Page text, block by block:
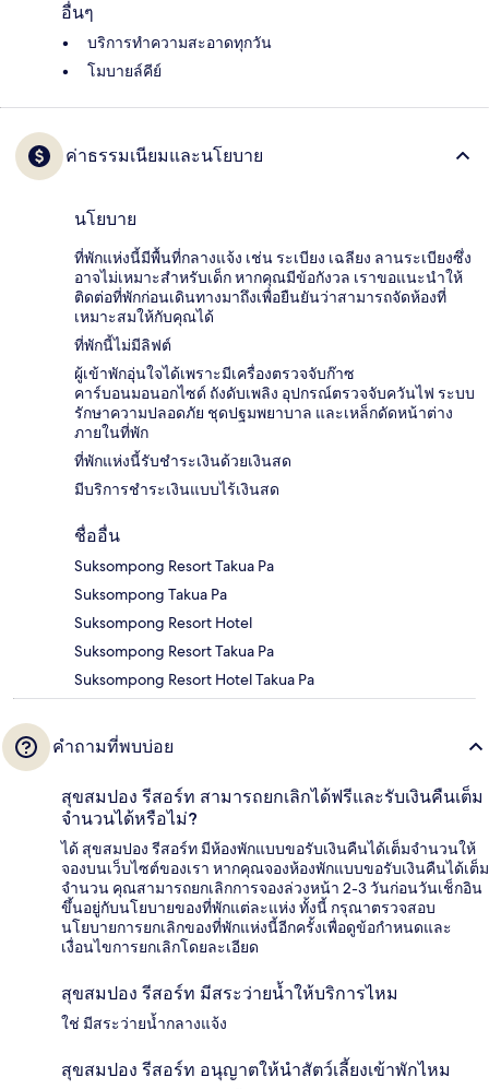
อื่นๆ
บริการทำความสะอาดทุกวัน
โมบายล์คีย์
ค่าธรรมเนียมและนโยบาย
นโยบาย
ที่พักแห่งนี้มีพื้นที่กลางแจ้ง เช่น ระเบียง เฉลียง ลานระเบียงซึ่ง
อาจไม่เหมาะสำหรับเด็ก หากคุณมีข้อกังวล เราขอแนะนำให้
ติดต่อที่พักก่อนเดินทางมาถึงเพื่อยืนยันว่าสามารถจัดห้องที่
เหมาะสมให้กับคุณได้
ที่พักนี้ไม่มีลิฟต์
ผู้เข้าพักอุ่นใจได้เพราะมีเครื่องตรวจจับก๊าซ
คาร์บอนมอนอกไซด์ ถังดับเพลิง อุปกรณ์ตรวจจับควันไฟ ระบบ
รักษาความปลอดภัย ชุดปฐมพยาบาล และเหล็กดัดหน้าต่าง
ภายในที่พัก
ที่พักแห่งนี้รับชำระเงินด้วยเงินสด
มีบริการชำระเงินแบบไร้เงินสด
ชื่ออื่น
Suksompong Resort Takua Pa
Suksompong Takua Pa
Suksompong Resort Hotel
Suksompong Resort Takua Pa
Suksompong Resort Hotel Takua Pa
คำถามที่พบบ่อย
สุขสมปอง รีสอร์ท สามารถยกเลิกได้ฟรีและรับเงินคืนเต็ม
จำนวนได้หรือไม่?
ได้ สุขสมปอง รีสอร์ท มีห้องพักแบบขอรับเงินคืนได้เต็มจำนวนให้
จองบนเว็บไซต์ของเรา หากคุณจองห้องพักแบบขอรับเงินคืนได้เต็ม
จำนวน คุณสามารถยกเลิกการจองล่วงหน้า 2-3 วันก่อนวันเช็กอิน
ขึ้นอยู่กับนโยบายของที่พักแต่ละแห่ง ทั้งนี้ กรุณาตรวจสอบ
นโยบายการยกเลิกของที่พักแห่งนี้อีกครั้งเพื่อดูข้อกำหนดและ
เงื่อนไขการยกเลิกโดยละเอียด
สุขสมปอง รีสอร์ท มีสระว่ายน้ำให้บริการไหม
ใช่ มีสระว่ายน้ำกลางแจ้ง
สุขสมปอง รีสอร์ท อนุญาตให้นำสัตว์เลี้ยงเข้าพักไหม